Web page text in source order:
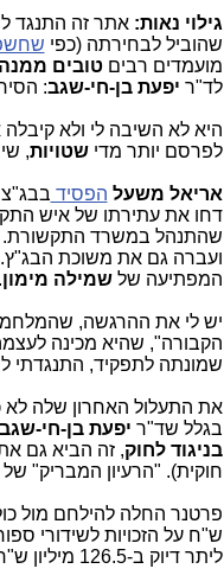
גילוי נאות: אתר זה התנגד
שהוביל לבחירתה (כפי
מועמדים רביםטובים ממנה
לד"ר יפעת בן-חי-שגב:
היא לא השיבה לי ולא
לפרסם יותר מדישטויות,
אריאל משעל הפסיד בבג"צ
דחו את עתירתו של איש
שהתנהל במשרד התקשורת.
ועברה גם את משוכת הבג"ץ.
המפתיעה שלשמילה מימון.
יש לי את ההרגשה,
הקבורה", שהיא מכינה
שמונתה לתפקיד, התנגדתי
את התעלול האחרון שלה לא
בגלל שד"ר יפעת בן-חי-שגב
בניגוד לחוק, זה הביא גם
חוקית). "הרעיון המבריק"
פרטנר החלה להילחם מול
ליתר דיוק ב-126.5 מיליון ש"ח